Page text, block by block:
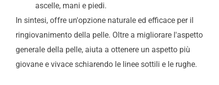
ascelle, mani e piedi.
In sintesi, offre un'opzione naturale ed efficace per il
ringiovanimento della pelle. Oltre a migliorare l'aspetto
generale della pelle, aiuta a ottenere un aspetto più
giovane e vivace schiarendo le linee sottili e le rughe.